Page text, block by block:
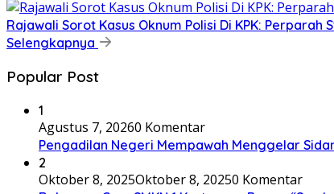
Rajawali Sorot Kasus Oknum Polisi Di KPK: Perparah
Selengkapnya
Popular Post
1
Agustus 7, 20260 Komentar
Pengadilan Negeri Mempawah Menggelar
2
Oktober 8, 2025Oktober 8, 20250 Komentar